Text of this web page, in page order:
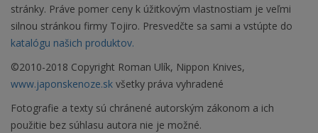
stránky. Práve pomer ceny k úžitkovým vlastnostiam je veľmi
silnou stránkou firmy Tojiro. Presvedčte sa sami a vstúpte do
katalógu našich produktov.
©2010-2018 Copyright Roman Ulík, Nippon Knives,
www.japonskenoze.sk všetky práva vyhradené
Fotografie a texty sú chránené autorským zákonom a ich
použitie bez súhlasu autora nie je možné.